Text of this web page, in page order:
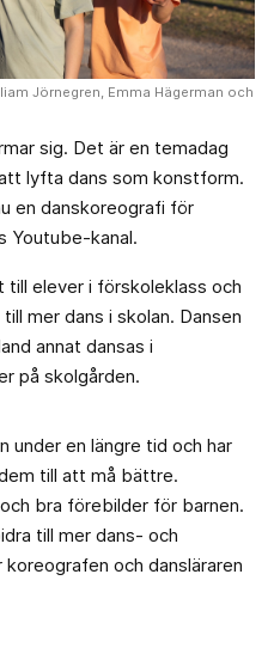
Jörnegren, Emma Hägerman och
sig. Det är en temadag
lyfta dans som konstform.
en danskoreografi för
Youtube-kanal.
till elever i förskoleklass och
mer dans i skolan. Dansen
annat dansas i
på skolgården.
under en längre tid och har
till att må bättre.
bra förebilder för barnen.
till mer dans- och
och dansläraren